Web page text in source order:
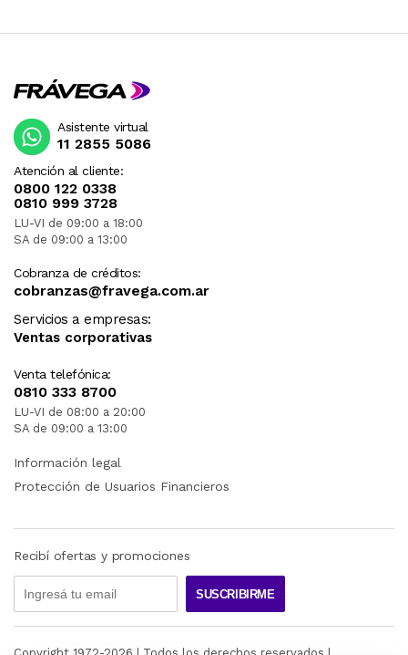
Atención al cliente:
0800 122 0338
0810 999 3728
LU-VI de 09:00 a 18:00
SA de 09:00 a 13:00
Cobranza de créditos:
cobranzas@fravega.com.ar
Servicios a empresas:
Ventas corporativas
Venta telefónica:
0810 333 8700
LU-VI de 08:00 a 20:00
SA de 09:00 a 13:00
Asistente virtual
11 2855 5086
Información legal
Protección de Usuarios Financieros
Recibí ofertas y promociones
SUSCRIBIRME